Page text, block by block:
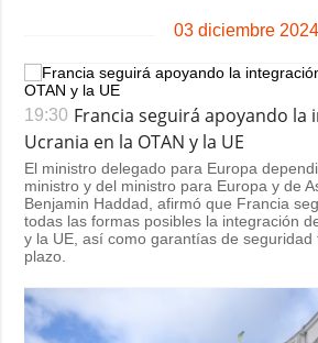
03 diciembre 2024
19:30 Francia seguirá apoyando la
Ucrania en la OTAN y la UE
El ministro delegado para Europa
ministro y del ministro para Europa y de
Benjamin Haddad, afirmó que Francia
todas las formas posibles la integración
y la UE, así como garantías de seguridad
plazo.